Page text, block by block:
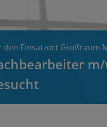
den Einsatzort Großraum